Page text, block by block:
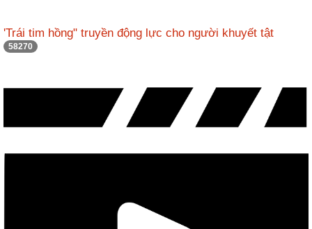
'Trái tim hồng" truyền động lực cho người khuyết tật
58270